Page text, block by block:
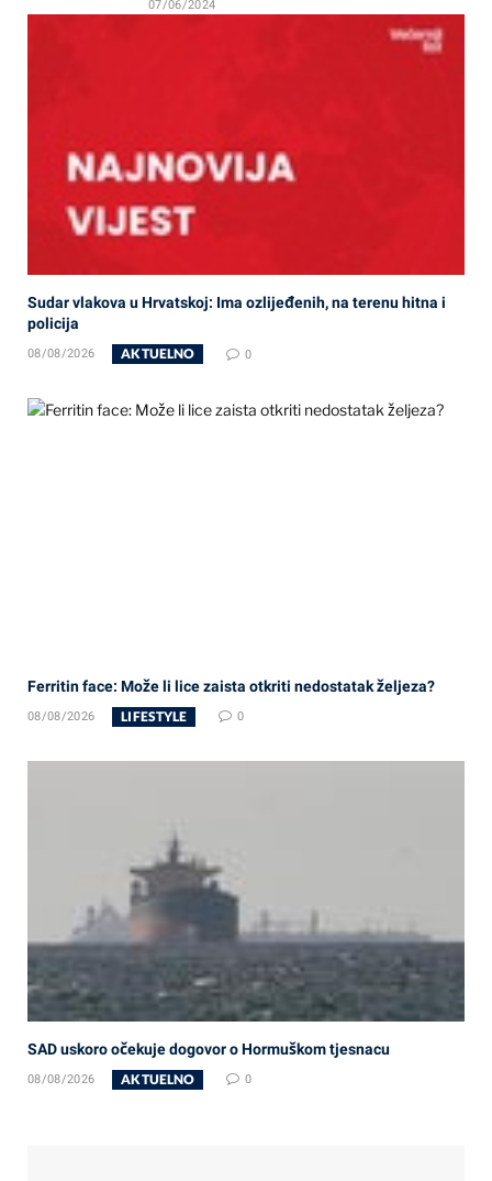
07/06/2024
Sudar vlakova u Hrvatskoj: Ima ozlijeđenih, na terenu hitna i
policija
08/08/2026 AKTUELNO 0
Ferritin face: Može li lice zaista otkriti nedostatak željeza?
08/08/2026 LIFESTYLE 0
SAD uskoro očekuje dogovor o Hormuškom tjesnacu
08/08/2026 AKTUELNO 0